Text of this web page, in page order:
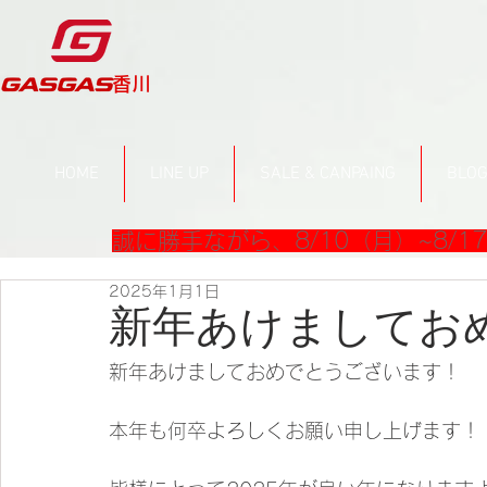
​香川
誠に勝手ながら、8/10（月）~8/
新年あけましてお
2025年1月1日
新年あけましておめでとうございます！
本年も何卒よろしくお願い申し上げます！